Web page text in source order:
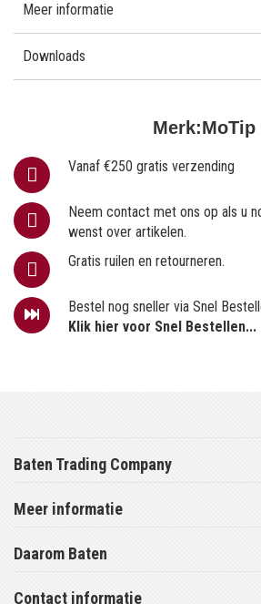
Merk:MoTip
Vanaf €250 gratis verzending
Neem contact met ons op als u
wenst over artikelen.
Gratis ruilen en retourneren.
Bestel nog sneller via Snel
Klik hier voor Snel Bestellen...
Meer informatie
Downloads
Baten Trading Company
Meer informatie
Daarom Baten
Contact informatie